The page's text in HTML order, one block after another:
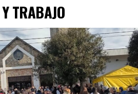
TRABAJO